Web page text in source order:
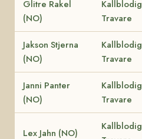
Glitre Rakel
(NO)
Kallblodig
Travare
Jakson Stjerna
(NO)
Kallblodig
Travare
Janni Panter
(NO)
Kallblodig
Travare
Lex Jahn (NO)
Kallblodig